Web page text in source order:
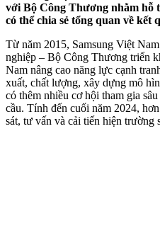
với Bộ Công Thương nhằm
có thể chia sẻ tổng quan về kết
Từ năm 2015, Samsung Việt
nghiệp – Bộ Công Thương triển
Nam nâng cao năng lực cạnh
xuất, chất lượng, xây dựng mô
có thêm nhiều cơ hội tham gia
cầu. Tính đến cuối năm 2024,
sát, tư vấn và cải tiến hiện trường